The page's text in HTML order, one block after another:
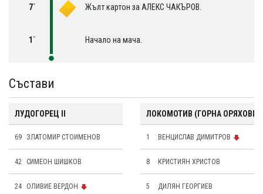
7´ Жълт картон за АЛЕКС ЧАКЪРОВ.
1´ Начало на мача.
Състави
ЛУДОГОРЕЦ II
69 ЗЛАТОМИР СТОИМЕНОВ
42 СИМЕОН ШИШКОВ
24 ОЛИВИЕ ВЕРДОН
ЛОКОМОТИВ (ГОРНА
1 ВЕНЦИСЛАВ ДИМИТРОВ
8 КРИСТИЯН ХРИСТОВ
5 ДИЛЯН ГЕОРГИЕВ